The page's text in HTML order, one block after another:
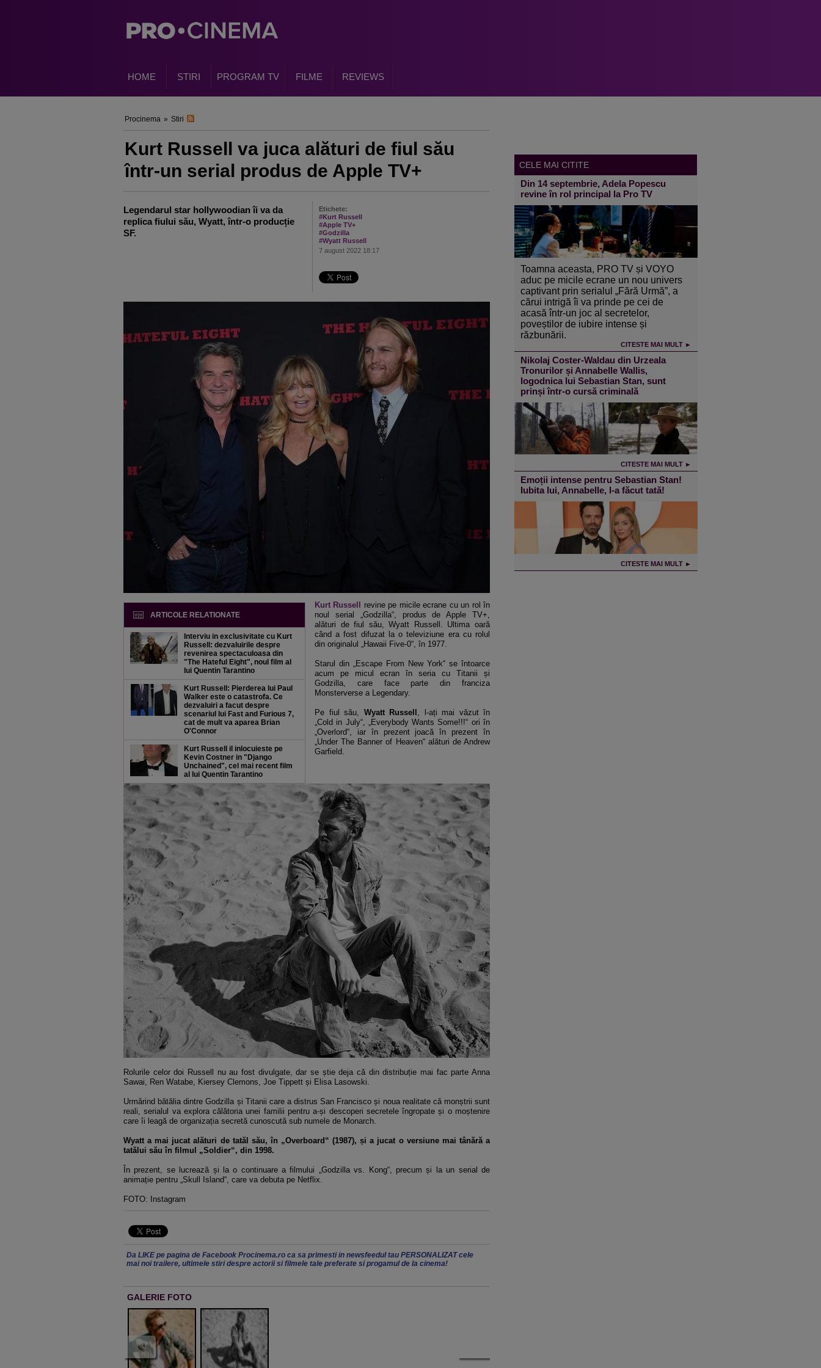
HOME STIRI PROGRAM TV FILME REVIEWS
Procinema » Stiri
Kurt Russell va juca alături de fiul său
într-un serial produs de Apple TV+
Etichete:
#Kurt Russell
#Apple TV+
#Godzilla
#Wyatt Russell
7 august 2022 18:17
Legendarul star hollywoodian îi va da
replica fiului său, Wyatt, într-o producție
SF.
ARTICOLE RELATIONATE
Interviu in exclusivitate cu Kurt
Russell: dezvaluirile despre
revenirea spectaculoasa din
"The Hateful Eight", noul film al
lui Quentin Tarantino
Kurt Russell: Pierderea lui Paul
Walker este o catastrofa. Ce
dezvaluiri a facut despre
scenariul lui Fast and Furious 7,
cat de mult va aparea Brian
O'Connor
Kurt Russell il inlocuieste pe
Kevin Costner in "Django
Unchained", cel mai recent film
al lui Quentin Tarantino
Kurt Russell
revine pe micile ecrane cu un rol în
noul serial „Godzilla“, produs de Apple TV+,
alături de fiul său, Wyatt Russell. Ultima oară
când a fost difuzat la o televiziune era cu rolul
din originalul „Hawaii Five-0“, în 1977.
Starul din „Escape From New York“ se întoarce
acum pe micul ecran în seria cu Titanii și
Godzilla, care face parte din franciza
Monsterverse a Legendary.
Pe fiul său, Wyatt Russell , l-ați mai văzut în
„Cold in July“, „Everybody Wants Some!!!“ ori în
„Overlord“, iar în prezent joacă în prezent în
„Under The Banner of Heaven“ alături de Andrew
Garfield.
Rolurile celor doi Russell nu au fost divulgate, dar se știe deja că din distribuție mai fac parte Anna
Sawai, Ren Watabe, Kiersey Clemons, Joe Tippett și Elisa Lasowski.
Urmărind bătălia dintre Godzilla și Titanii care a distrus San Francisco și noua realitate că monștrii sunt
reali, serialul va explora călătoria unei familii pentru a-și descoperi secretele îngropate și o moștenire
care îi leagă de organizația secretă cunoscută sub numele de Monarch.
Wyatt a mai jucat alături de tatăl său, în „Overboard“ (1987), și a jucat o versiune mai tânără a
tatălui său în filmul „Soldier“, din 1998.
În prezent, se lucrează și la o continuare a filmului „Godzilla vs. Kong“, precum și la un serial de
animație pentru „Skull Island“, care va debuta pe Netflix.
FOTO: Instagram
Da LIKE pe pagina de Facebook Procinema.ro ca sa primesti in newsfeedul tau PERSONALIZAT cele
mai noi trailere, ultimele stiri despre actorii si filmele tale preferate si progamul de la cinema!
GALERIE FOTO
CELE MAI CITITE
Din 14 septembrie, Adela Popescu
revine în rol principal la Pro TV
Toamna aceasta, PRO TV și VOYO
aduc pe micile ecrane un nou univers
captivant prin serialul „Fără Urmă”, a
cărui intrigă îi va prinde pe cei de
acasă într-un joc al secretelor,
poveștilor de iubire intense și
răzbunării.
CITESTE MAI MULT ►
Nikolaj Coster-Waldau din Urzeala
Tronurilor și Annabelle Wallis,
logodnica lui Sebastian Stan, sunt
prinși într-o cursă criminală
CITESTE MAI MULT ►
Emoții intense pentru Sebastian Stan!
Iubita lui, Annabelle, l-a făcut tată!
CITESTE MAI MULT ►